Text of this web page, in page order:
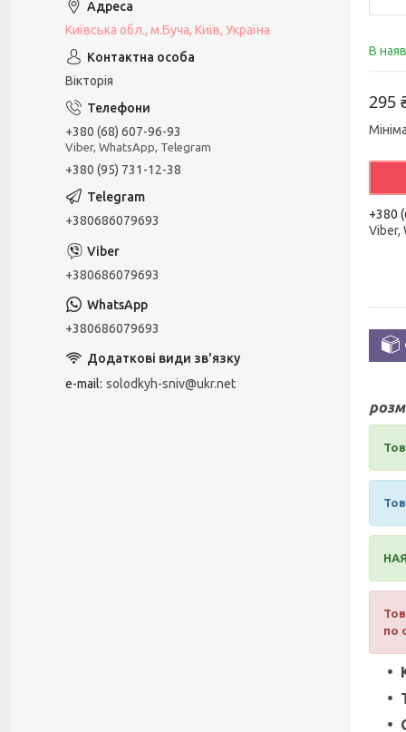
В
295
+380
Viber,
по
Київська обл., м.Буча, Київ, Україна
Вікторія
+380 (68) 607-96-93
Viber, WhatsApp, Telegram
+380 (95) 731-12-38
+380686079693
+380686079693
+380686079693
e-mail solodkyh-sniv@ukr.net